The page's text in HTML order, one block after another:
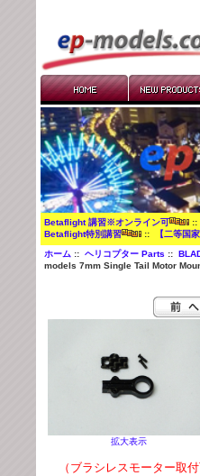
Betaflight 講習※オンライン可
Betaflight特別講習
:: 【二等国
ホーム ::ヘリコプター Parts ::
models 7mm Single Tail Motor
拡大表示
（ブラシレスモーター取